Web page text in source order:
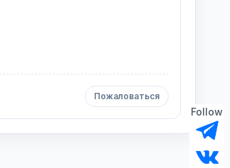
Пожаловаться
Follow